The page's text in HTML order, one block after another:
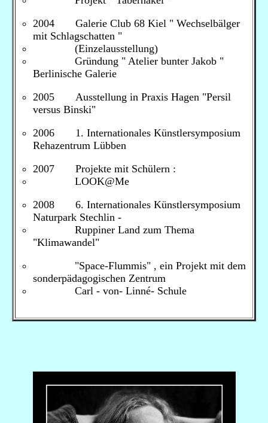
2004 Galerie Club 68 Kiel " Wechselbälger
mit Schlagschatten "
(Einzelausstellung)
Gründung " Atelier bunter Jakob "
Berlinische Galerie
2005 Ausstellung in Praxis Hagen "Persil
versus Binski"
2006 1. Internationales Künstlersymposium
Rehazentrum Lübben
2007 Projekte mit Schülern :
LOOK@Me
2008 6. Internationales Künstlersymposium
Naturpark Stechlin -
Ruppiner Land zum Thema
"Klimawandel"
"Space-Flummis" , ein Projekt mit dem
sonderpädagogischen Zentrum
Carl - von- Linné- Schule